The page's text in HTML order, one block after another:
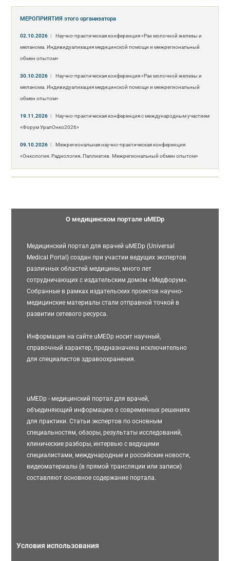
МЕРОПРИЯТИЯэтого организатора
02.10.2026 |
Научно-практическая конференция «Рак молочной железы и
меланома. Индивидуализация медицинской помощи и межрегиональный
обмен опытом»
30.10.2026 |
Научно-практическая конференция «Рак молочной железы и
меланома. Индивидуализация медицинской помощи и межрегиональный
обмен опытом»
19.11.2026 |
Научно-практическая конференция с международным участием
«Форум УралОнко2026»
09.10.2026 |
Межрегиональная научно-практическая конференция
«Онкология. Радиология. Паллиатив. Межрегиональный обмен опытом»
О медицинском портале uMEDp
Медицинский портал для врачей uMEDp (Universal
Medical Portal) создан при участии ведущих экспертов
различных областей медицины, много лет
сотрудничающих с издательским домом «Медфорум».
Собранные в рамках издательских проектов научно-
медицинские материалы стали отправной точкой в
развитии сетевого ресурса.
Информация на сайте uMEDp носит научный,
справочный характер, предназначена исключительно
для специалистов здравоохранения.
uMEDp - медицинский портал для врачей,
объединяющий информацию о современных решениях
для практики. Статьи экспертов по основным
специальностям, обзоры, результаты исследований,
клинические разборы, интервью с ведущими
специалистами, международные и российские новости,
видеоматериалы (в прямой трансляции или записи)
составляют основное содержание портала.
Условия использования